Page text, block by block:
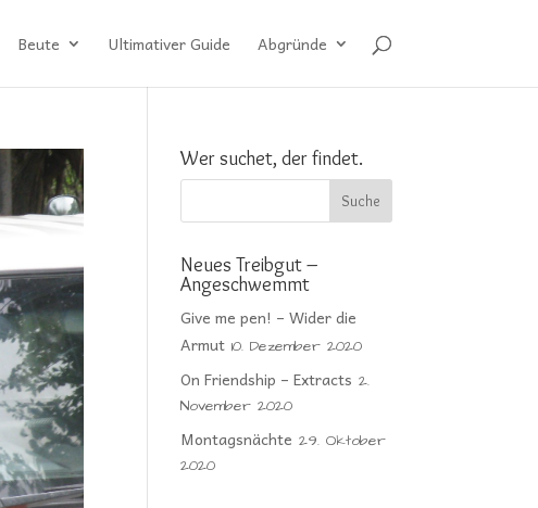
Beute Ultimativer Guide Abgründe
Wer suchet, der findet.
Neues Treibgut –
Angeschwemmt
Give me pen! – Wider die
Armut 10. Dezember 2020
On Friendship – Extracts 2.
November 2020
Montagsnächte 29. Oktober
2020